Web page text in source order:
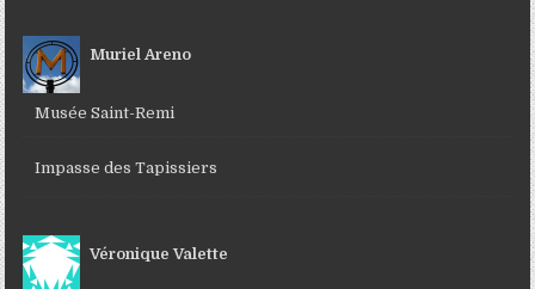
Muriel Areno
Musée Saint-Remi
Impasse des Tapissiers
Véronique Valette